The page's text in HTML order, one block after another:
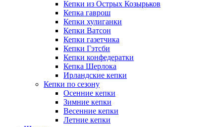
Кепки из Острых Козырьков
Кепка гаврош
Кепки хулиганки
Кепки Ватсон
Кепки газетчика
Кепки Гэтсби
Кепки конфедератки
Кепка Шерлока
Ирландские кепки
Кепки по сезону
Осенние кепки
Зимние кепки
Весенние кепки
Летние кепки